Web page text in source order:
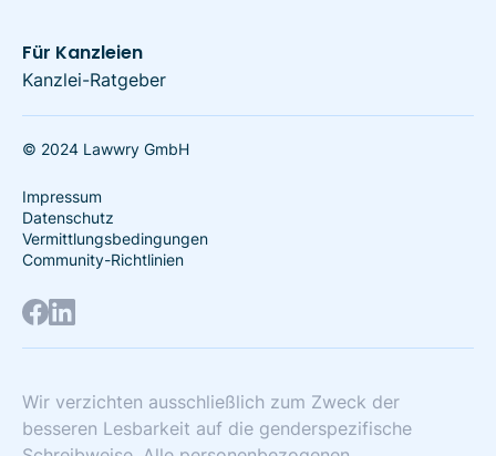
Für Kanzleien
Kanzlei-Ratgeber
© 2024 Lawwry GmbH
Impressum
Datenschutz
Vermittlungsbedingungen
Community-Richtlinien
Wir verzichten ausschließlich zum Zweck der
besseren Lesbarkeit auf die genderspezifische